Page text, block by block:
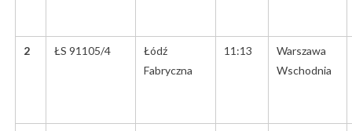
2 ŁS 91105/4
Łódź
Fabryczna
11:13
Warszawa
Wschodnia